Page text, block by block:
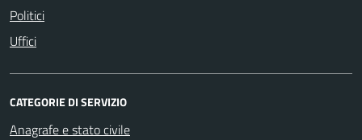
Politici
Uffici
CATEGORIE DI SERVIZIO
Anagrafe e stato civile